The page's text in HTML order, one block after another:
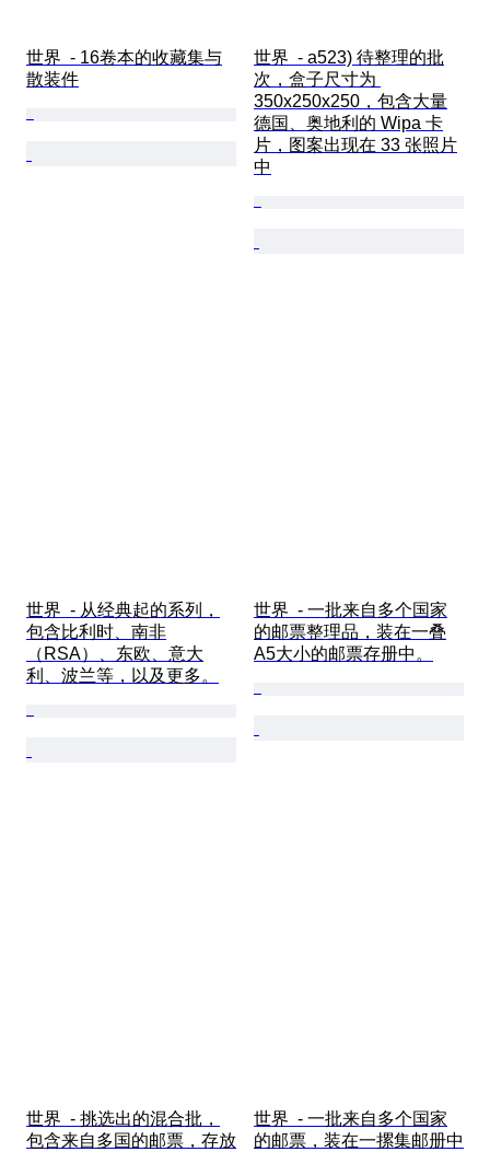
世界  - 16卷本的收藏集与
散装件
世界  - a523) 待整理的批
次，盒子尺寸为
350x250x250，包含大量
德国、奥地利的 Wipa 卡
片，图案出现在 33 张照片
中
世界  - 从经典起的系列，
包含比利时、南非
（RSA）、东欧、意大
利、波兰等，以及更多。
世界  - 一批来自多个国家
的邮票整理品，装在一叠
A5大小的邮票存册中。
世界  - 挑选出的混合批，
包含来自多国的邮票，存放
世界  - 一批来自多个国家
的邮票，装在一摞集邮册中